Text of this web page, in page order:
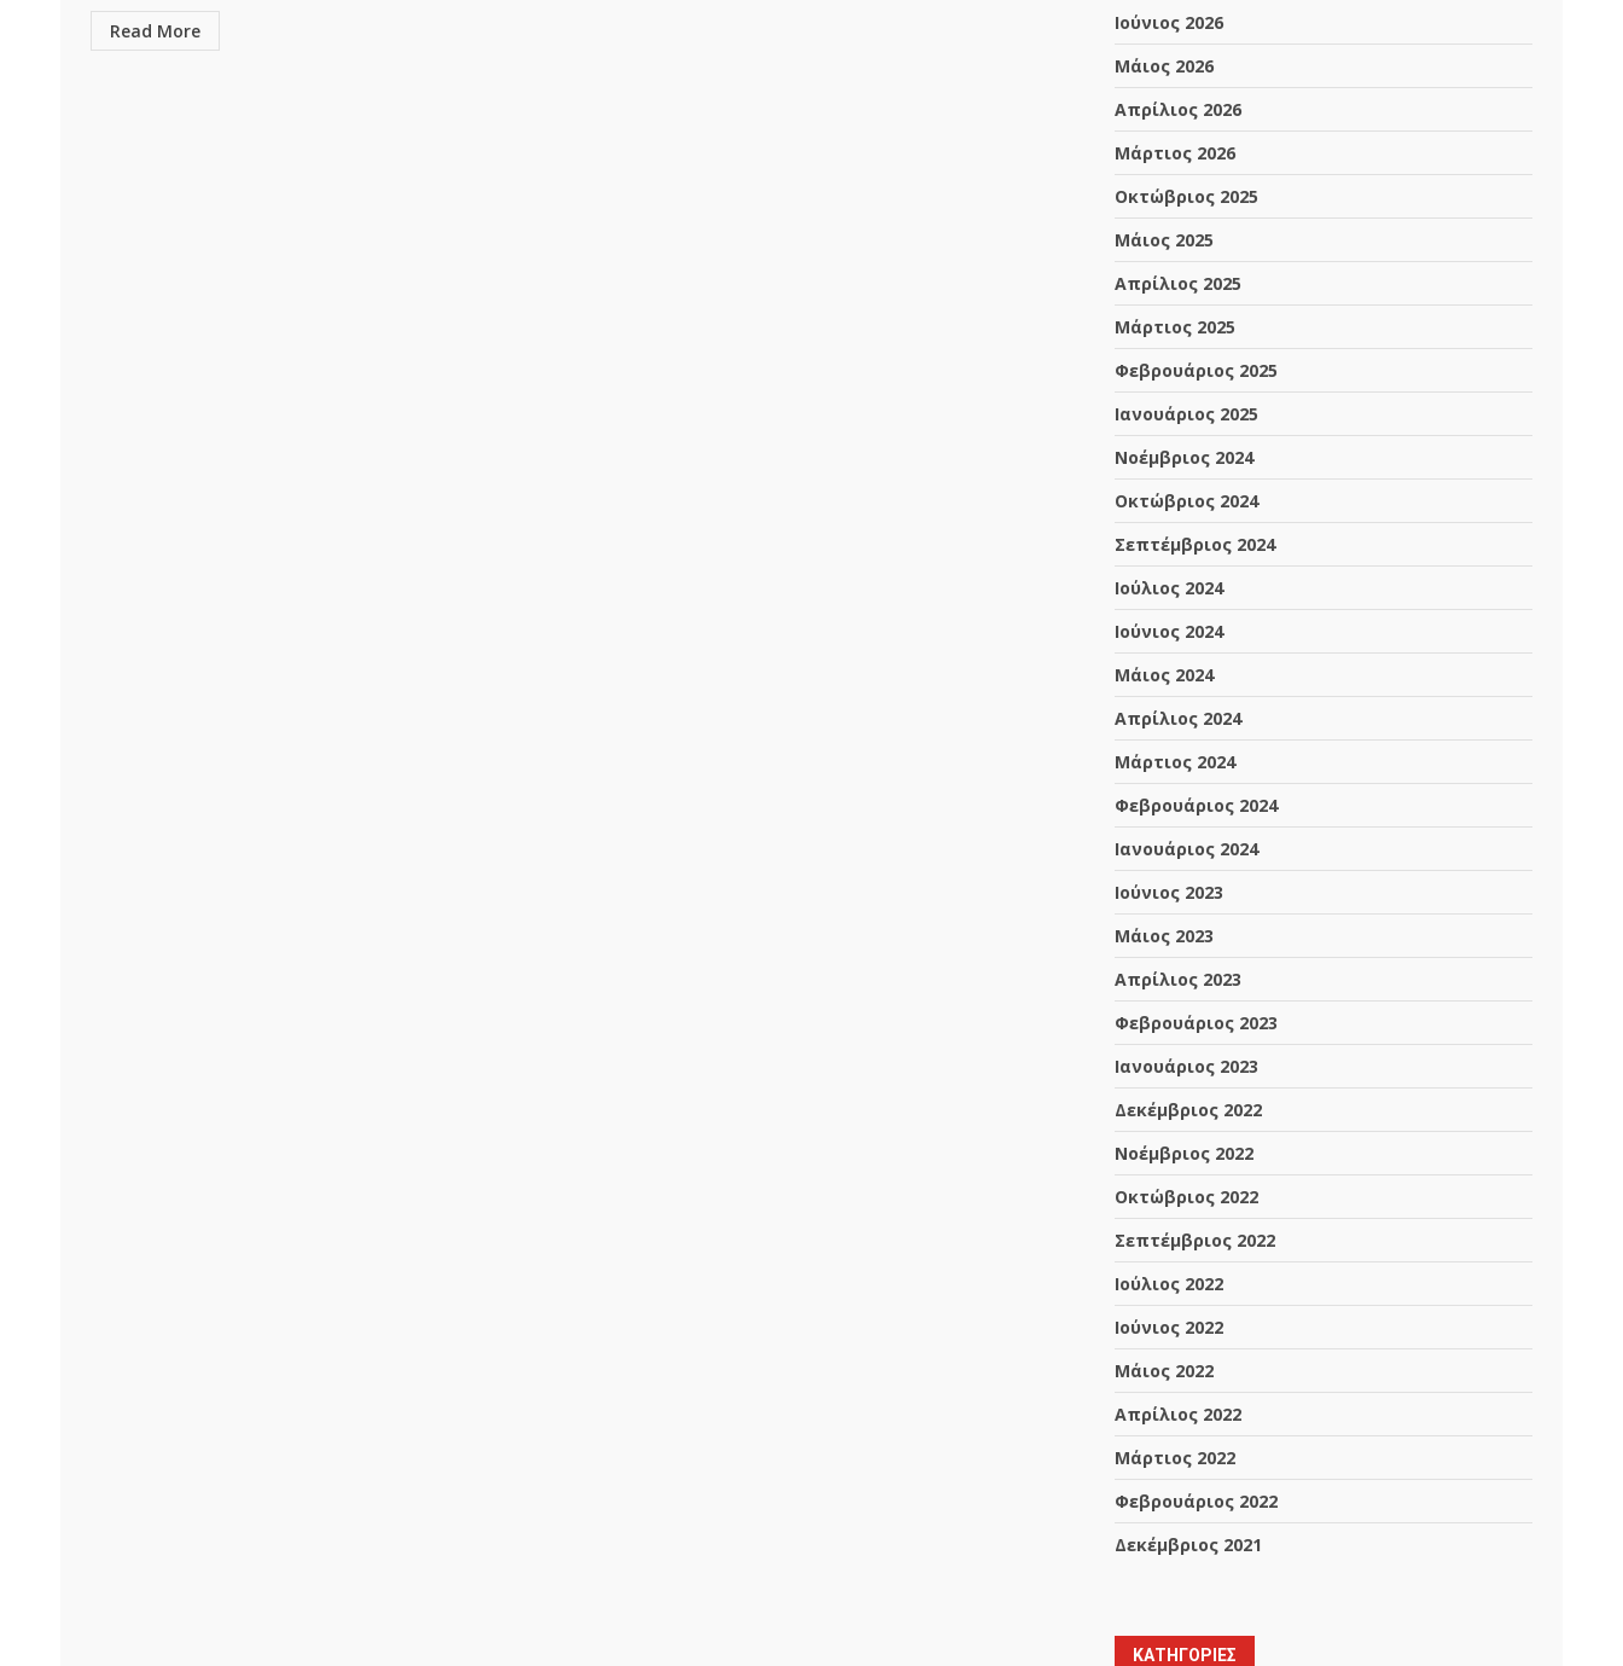
Read More
Ιούνιος 2026
Μάιος 2026
Απρίλιος 2026
Μάρτιος 2026
Οκτώβριος 2025
Μάιος 2025
Απρίλιος 2025
Μάρτιος 2025
Φεβρουάριος 2025
Ιανουάριος 2025
Νοέμβριος 2024
Οκτώβριος 2024
Σεπτέμβριος 2024
Ιούλιος 2024
Ιούνιος 2024
Μάιος 2024
Απρίλιος 2024
Μάρτιος 2024
Φεβρουάριος 2024
Ιανουάριος 2024
Ιούνιος 2023
Μάιος 2023
Απρίλιος 2023
Φεβρουάριος 2023
Ιανουάριος 2023
Δεκέμβριος 2022
Νοέμβριος 2022
Οκτώβριος 2022
Σεπτέμβριος 2022
Ιούλιος 2022
Ιούνιος 2022
Μάιος 2022
Απρίλιος 2022
Μάρτιος 2022
Φεβρουάριος 2022
Δεκέμβριος 2021
ΚΑΤΗΓΟΡΙΕΣ